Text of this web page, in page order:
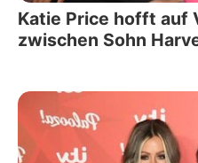
Katie Price hofft auf
zwischen Sohn